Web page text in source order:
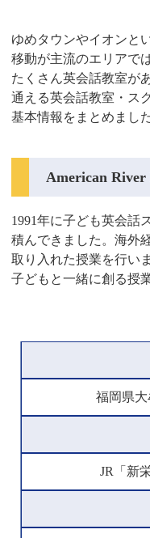
ゆめタウンやイオンと
移動が主流のエリアで
たくさん英会話教室が
通える英会話教室・ス
基本情報をまとめました
American River
1991年に子ども英会話
積んできました。海外
取り入れた授業を行い
子どもと一緒に創る授
福岡県大
JR「新